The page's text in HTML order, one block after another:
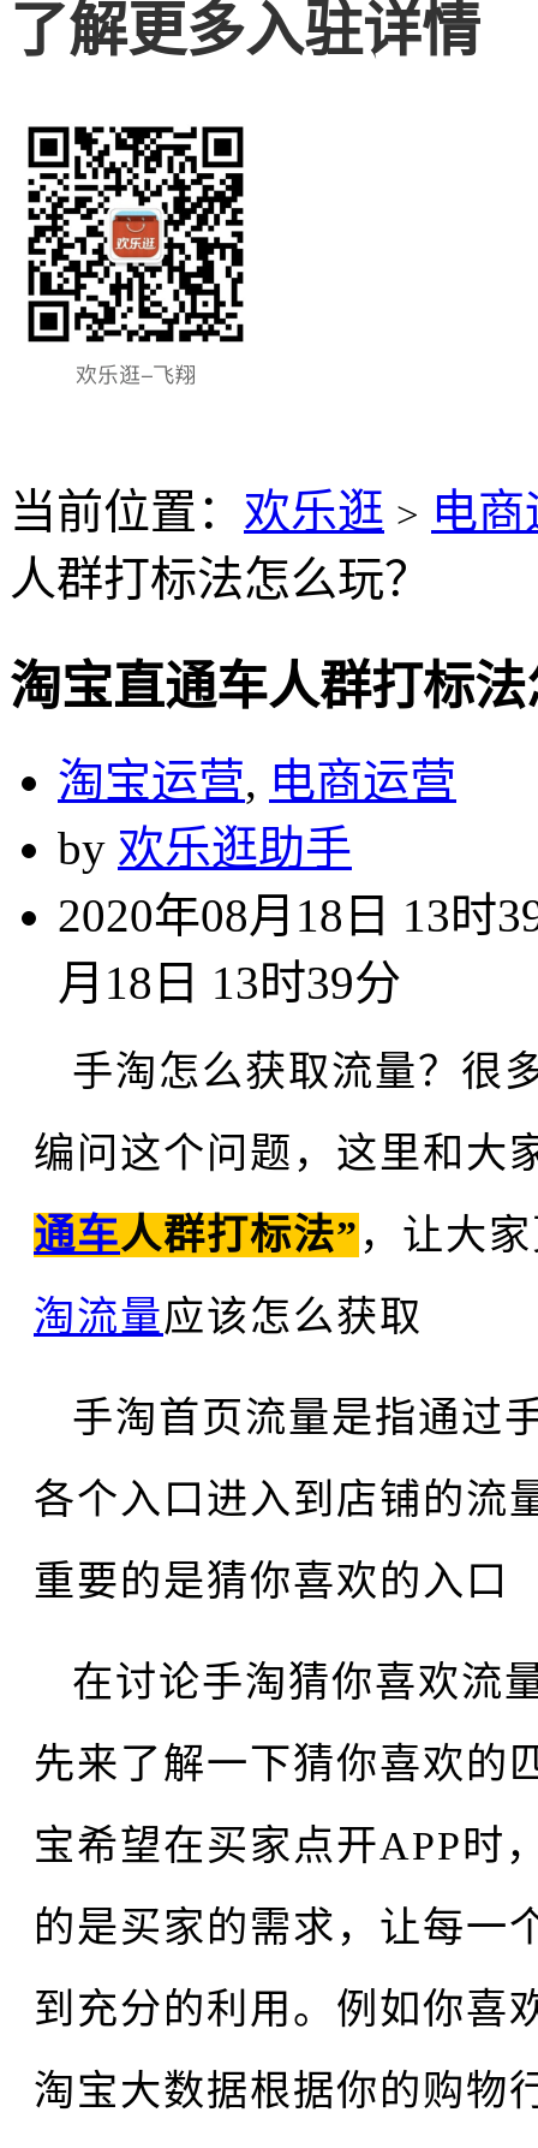
了解更多入驻详情
当前位置： 欢乐逛 > 电
人群打标法怎么玩？
淘宝直通车人群打标
淘宝运营, 电商运营
by 欢乐逛助手
2020年08月18日 13时
月18日 13时39分
手淘怎么获取流量？很
编问这个问题，这里和大
通车人群打标法” ，让大
淘流量应该怎么获取
手淘首页流量是指通过
各个入口进入到店铺的流
重要的是猜你喜欢的入口
在讨论手淘猜你喜欢流
先来了解一下猜你喜欢的
宝希望在买家点开APP时
的是买家的需求，让每一
到充分的利用。例如你喜
淘宝大数据根据你的购物